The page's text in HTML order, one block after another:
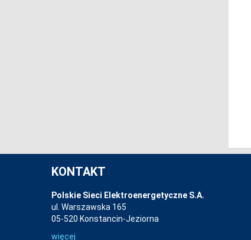
KONTAKT
Polskie Sieci Elektroenergetyczne S.A.
ul. Warszawska 165
05-520 Konstancin-Jeziorna
więcej